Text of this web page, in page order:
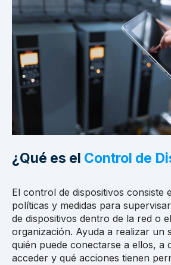
¿Qué es el Control de
El control de dispositivos consiste
políticas y medidas para
de dispositivos dentro de la red o
organización. Ayuda a realizar un
quién puede conectarse a ellos, a
acceder y qué acciones tienen